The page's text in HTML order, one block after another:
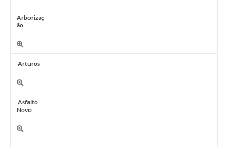
Arborizaç
ão
Arturos
Asfalto
Novo